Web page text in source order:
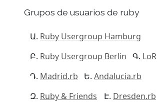
Grupos de usuarios de ruby
Ruby Usergroup Hamburg
Ruby Usergroup Berlin
LoR
Madrid.rb
Andalucia.rb
Ruby & Friends
Dresden.rb